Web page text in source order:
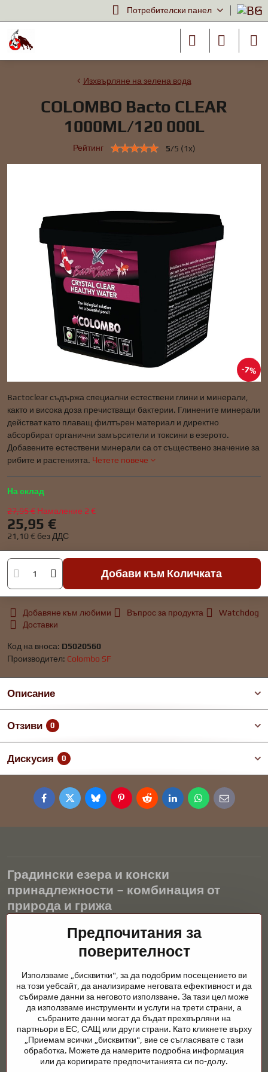
Потребителски панел
7%
Изхвърляне на зелена вода
COLOMBO Bacto CLEAR
1000ML/120 000L
Рейтинг 5/5 (1x)
Bactoclear съдържа специални естествени глини и минерали,
както и висока доза пречистващи бактерии. Глинените минерали
действат като плаващ филтърен материал и директно
абсорбират органични замърсители и токсини в езерото.
Добавените естествени минерали са от съществено значение за
рибите и растенията. Четете повече
На склад
27,95 € Намаление 2 €
25,95 €
21,10 € без ДДС
Добави към Количката
Добавяне към любими Въпрос за продукта
Watchdog
Доставки
Код на вноса: D5020560
Производител: Colombo SF
Описание
Отзиви 0
Дискусия 0
FacebookTwitterBlueskyPinterestRedditLinkedInWhatsApp
E-
mail
Градински езера и конски
принадлежности – комбинация от
природа и грижа
Градинските езера са красиво допълнение към всеки екстериор
и създават хармонична среда за релаксация и живот на водните
животни. Правилната технология, филтрацията и редовната
през цялата година. Също толкова важна е грижата за
животните, които са част от нашия живот.
Конете се нуждаят от висококачествени конски принадлежности,
правилно хранене и отговорни грижи, за да бъдат здрави, силни
и доволни. Независимо дали става въпрос за екипировка за
ездачи, развъдчици или любители на природата, целта е да се
създаде среда, която подкрепя естествения баланс,
Предпочитания за
поверителност
Използваме „бисквитки", за да подобрим посещението ви
на този уебсайт, да анализираме неговата ефективност и да
събираме данни за неговото използване. За тази цел може
да използваме инструменти и услуги на трети страни, а
събраните данни могат да бъдат прехвърляни на
партньори в ЕС, САЩ или други страни. Като кликнете върху
„Приемам всички „бисквитки", вие се съгласявате с тази
обработка. Можете да намерите подробна информация
или да коригирате предпочитанията си по-долу.